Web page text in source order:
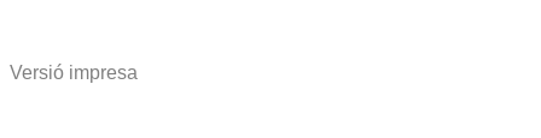
Versió impresa